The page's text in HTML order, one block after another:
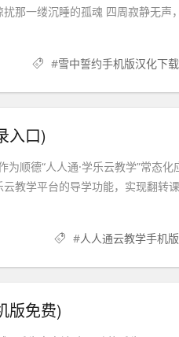
那一缕沉睡的孤魂 四周寂静无声
#雪中誓约手机版汉化下载
入口)
顺德“人人通·学乐云教学”常态化
教学平台的导学功能，实现翻转课
#人人通云教学手机版
版免费)